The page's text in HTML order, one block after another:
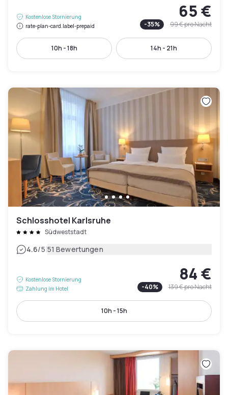
Kostenlose Stornierung
rate-plan-card.label-prepaid
65 €
-35% 99 €pro Nacht
10h - 18h 14h - 21h
Schlosshotel Karlsruhe
Südweststadt
4.6/5|51 Bewertungen
Kostenlose Stornierung
Zahlung im Hotel
84 €
-40% 139 €pro Nacht
10h - 15h